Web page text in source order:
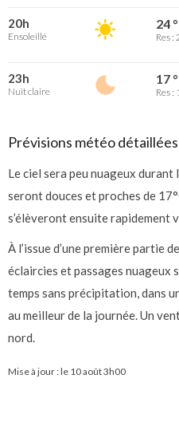
20h
Ensoleillé
24 °
Res :
23h
Nuit claire
17 °
Res :
Prévisions météo
Le ciel sera peu nuageux
seront douces et proches de
s’élèveront ensuite rapidement
À l’issue d’une première partie
éclaircies et passages nuageux
temps sans précipitation, dans
au meilleur de la journée. Un
nord.
Mise à jour : le 10 août 3h00